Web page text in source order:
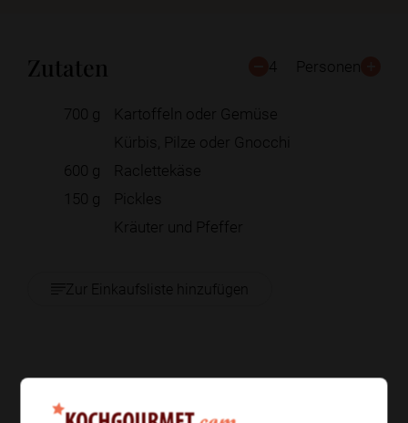
Zutaten 4 Personen
700 g
Kartoffeln oder Gemüse
Kürbis, Pilze oder Gnocchi
600 g
Raclettekäse
150 g
Pickles
Kräuter und Pfeffer
Zur Einkaufsliste hinzufügen
Zubereitung